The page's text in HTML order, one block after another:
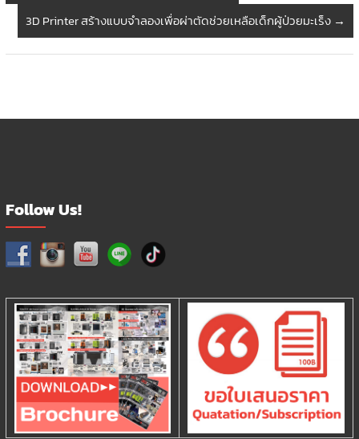
3D Printer สร้างแบบจำลองเพื่อผ่าตัดช่วยเหลือเด็กผู้ป่วยมะเร็ง →
Follow Us!